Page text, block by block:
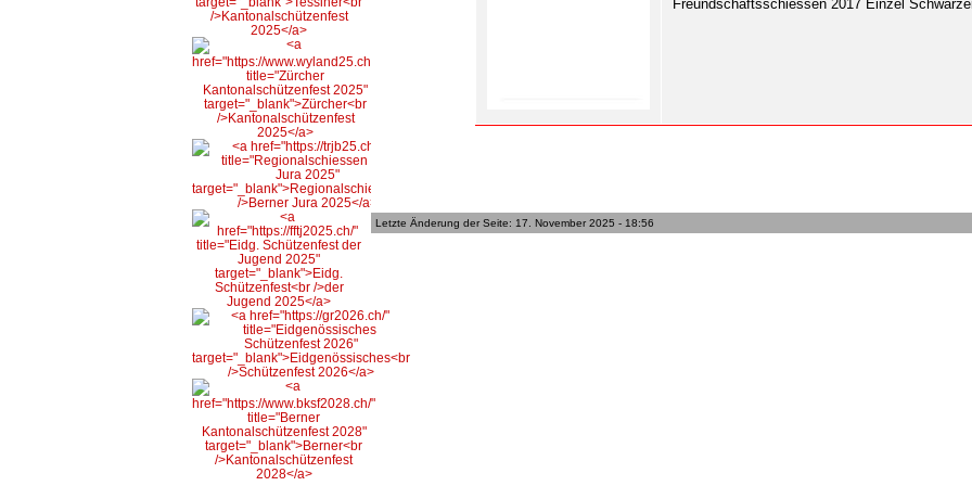
Freundschaftsschiessen 2017 Einzel
Letzte Änderung der Seite: 17. November 2025 - 18:56